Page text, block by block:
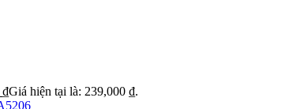
₫Giá hiện tại là: 239,000 ₫.